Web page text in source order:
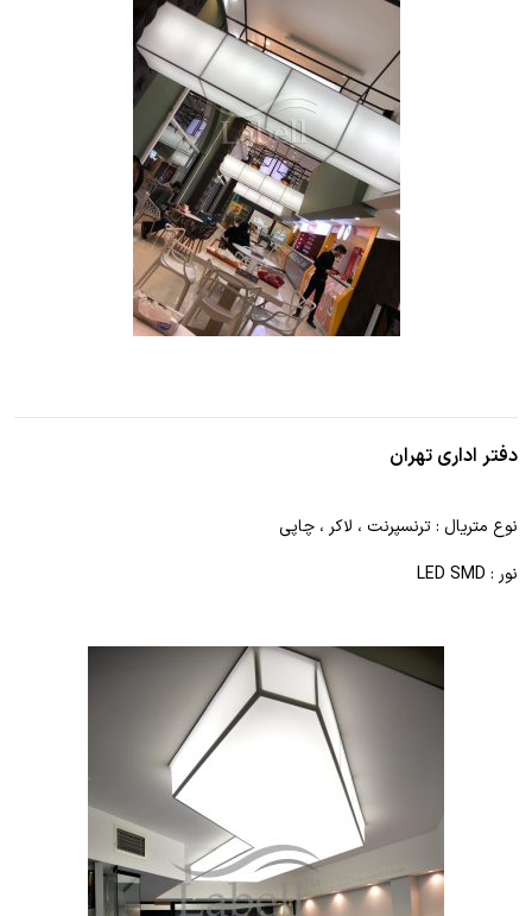
دفتر اداری تهران
نوع متریال : ترنسپرنت ، لاکر ، چاپی
نور : LED SMD